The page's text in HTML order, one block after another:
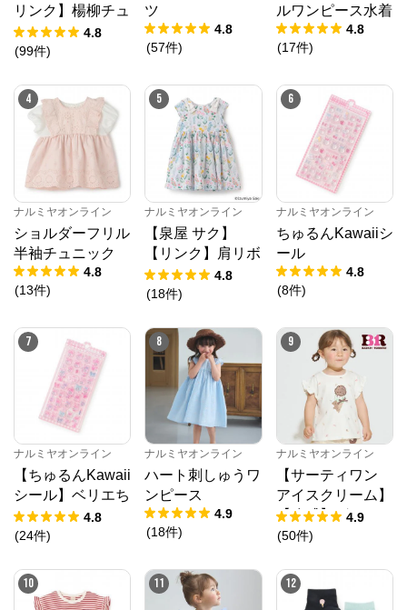
リンク】楊柳チュ
ニック
4.8
(99件)
ツ
4.8
(57件)
ルワンピース水着
4.8
(17件)
4
ナルミヤオンライン
ショルダーフリル
半袖チュニック
4.8
(13件)
5
ナルミヤオンライン
【泉屋 サク】
【リンク】肩リボ
ンフラワーキャッ
トワンピース
4.8
(18件)
6
ナルミヤオンライン
ちゅるんKawaiiシ
ール
4.8
(8件)
7
ナルミヤオンライン
【ちゅるんKawaii
シール】ベリエち
ゃん
4.8
(24件)
8
ナルミヤオンライン
ハート刺しゅうワ
ンピース
4.9
(18件)
9
ナルミヤオンライン
【サーティワン
アイスクリーム】
【冷感】グラフィ
ック半袖Tシャツ
4.9
(50件)
10 11 12